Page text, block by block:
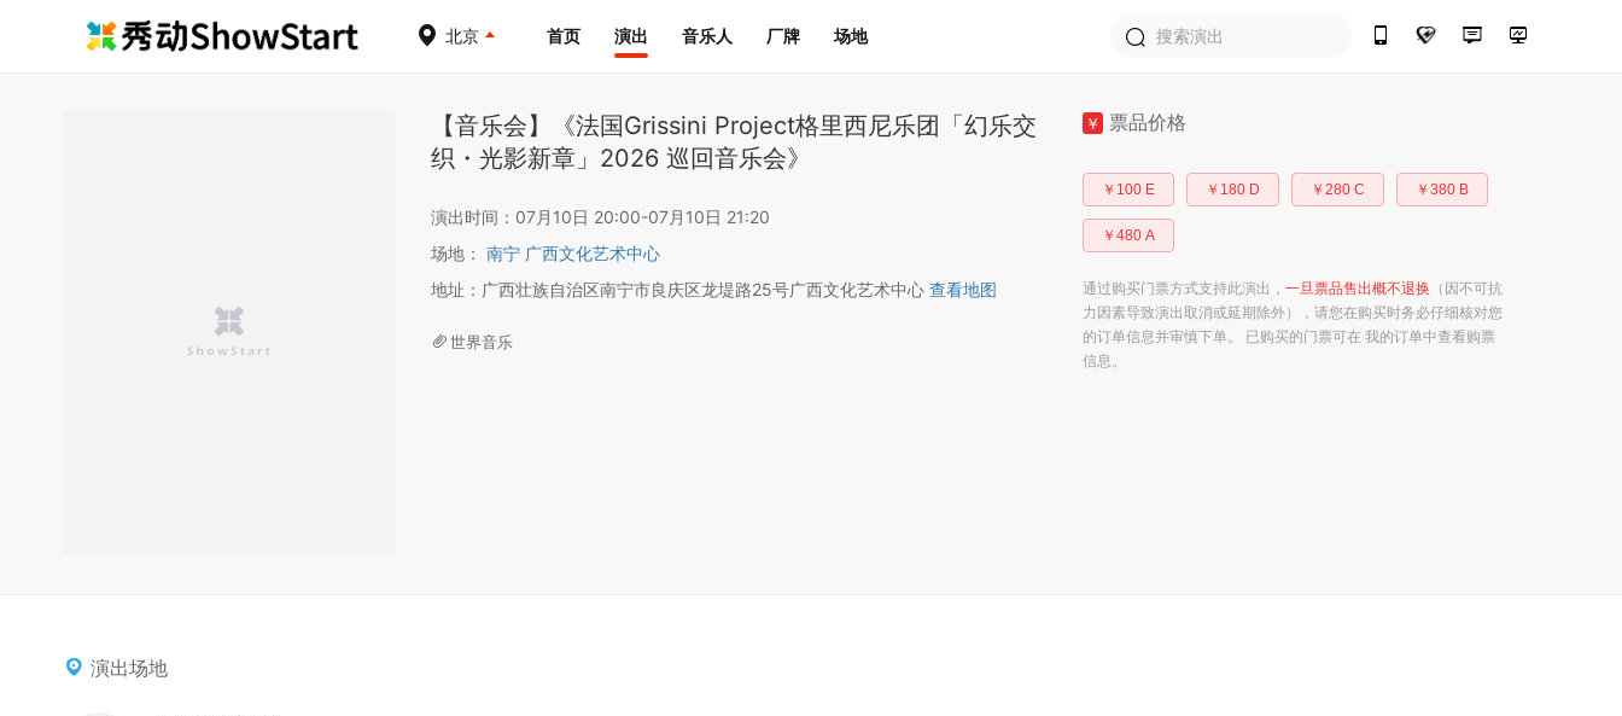
北京 首页 演出 音乐人 厂牌 场地
【音乐会】《法国Grissini Project格里西尼乐团「幻乐交
织・光影新章」2026 巡回音乐会》
演出时间：07月10日 20:00-07月10日 21:20
场地： 南宁 广西文化艺术中心
地址：广西壮族自治区南宁市良庆区龙堤路25号广西文化艺术中心 查看地图
世界音乐
￥ 票品价格
￥100 E ￥180 D ￥280 C ￥380 B
￥480 A
通过购买门票方式支持此演出， 一旦票品售出概不退换 （因不可抗
力因素导致演出取消或延期除外），请您在购买时务必仔细核对您
的订单信息并审慎下单。 已购买的门票可在 我的订单中查看购票
信息。
演出场地